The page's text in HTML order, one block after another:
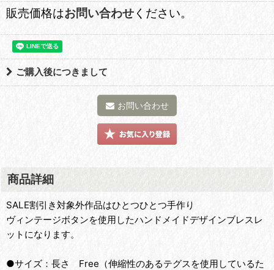
販売価格はお問い合わせ ください。
ご購入後につきまして
お問い合わせ
商品詳細
SALE割引き対象外作品はひとつひとつ手作り
ヴィンテージボタンを使用したハンドメイドデザインブレスレ
ットになります。
●サイズ：長さ Free（伸縮性のあるテグスを使用しているた